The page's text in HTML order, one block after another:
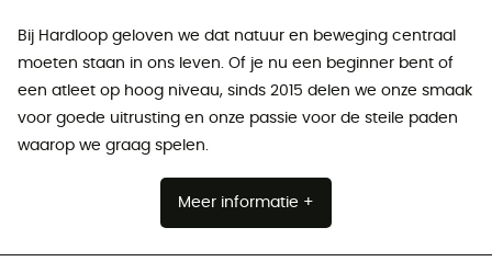
Bij Hardloop geloven we dat natuur en beweging centraal
moeten staan ​​in ons leven. Of je nu een beginner bent of
een atleet op hoog niveau, sinds 2015 delen we onze smaak
voor goede uitrusting en onze passie voor de steile paden
waarop we graag spelen.
Meer informatie +